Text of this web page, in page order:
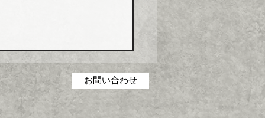
品について価格改定（値
合理化・コストダウン・
減に取り組んできたが、
原材料・エネルギーコス
騰を吸収することができ
部製品の価格改定（値上
お問い合わせ